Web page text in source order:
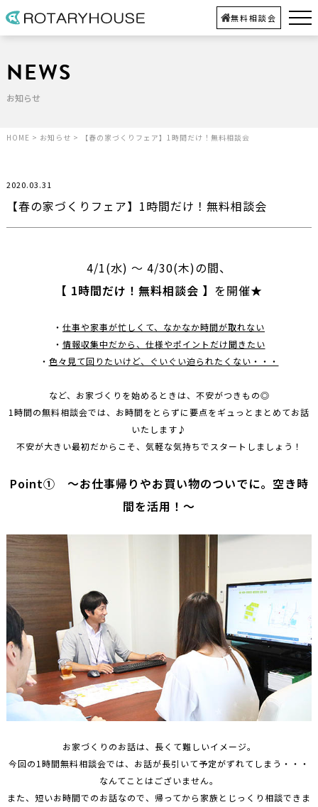
無料相談会
NEWS
お知らせ
HOME > お知らせ > 【春の家づくりフェア】1時間だけ！無料相談会
【春の家づくりフェア】1時間だけ！無料相談会
2020.03.31
4/1(水) ～ 4/30(木)の間、
【 1時間だけ！無料相談会 】 を開催★
・ 仕事や家事が忙しくて、なかなか時間が取れない
・ 情報収集中だから、仕様やポイントだけ聞きたい
・ 色々見て回りたいけど、ぐいぐい迫られたくない・・・
など、お家づくりを始めるときは、不安がつきもの◎
1時間の無料相談会では、お時間をとらずに要点をギュっとまとめてお話
いたします♪
不安が大きい最初だからこそ、気軽な気持ちでスタートしましょう！
Point① ～お仕事帰りやお買い物のついでに。空き時
間を活用！～
お家づくりのお話は、長くて難しいイメージ。
今回の1時間無料相談会では、お話が長引いて予定がずれてしまう・・・
なんてことはございません。
また、短いお時間でのお話なので、帰ってから家族とじっくり相談できま